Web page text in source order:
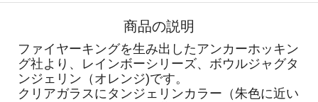
商品の説明
ファイヤーキングを生み出したアンカーホッキン
グ社より、レインボーシリーズ、ボウルジャグタ
ンジェリン（オレンジ)です。
クリアガラスにタンジェリンカラー（朱色に近い